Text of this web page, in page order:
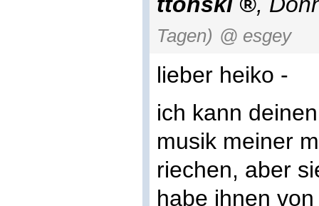
Tagen) @ esgey
lieber heiko -
ich kann
musik meiner
riechen, aber
habe ihnen